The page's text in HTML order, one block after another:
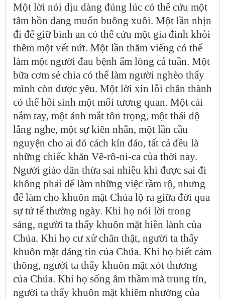
Một lời nói dịu dàng đúng lúc có thể cứu một
tâm hồn đang muốn buông xuôi. Một lần nhịn
đi để giữ bình an có thể cứu một gia đình khỏi
thêm một vết nứt. Một lần thăm viếng có thể
làm một người đau bệnh ấm lòng cả tuần. Một
bữa cơm sẻ chia có thể làm người nghèo thấy
mình còn được yêu. Một lời xin lỗi chân thành
có thể hồi sinh một mối tương quan. Một cái
nắm tay, một ánh mắt tôn trọng, một thái độ
lắng nghe, một sự kiên nhẫn, một lần cầu
nguyện cho ai đó cách kín đáo, tất cả đều là
những chiếc khăn Vê-rô-ni-ca của thời nay.
Người giáo dân thừa sai nhiều khi được sai đi
không phải để làm những việc rầm rộ, nhưng
để làm cho khuôn mặt Chúa lộ ra giữa đời qua
sự tử tế thường ngày. Khi họ nói lời trong
sáng, người ta thấy khuôn mặt hiền lành của
Chúa. Khi họ cư xử chân thật, người ta thấy
khuôn mặt đáng tin của Chúa. Khi họ biết cảm
thông, người ta thấy khuôn mặt xót thương
của Chúa. Khi họ sống âm thầm mà trung tín,
người ta thấy khuôn mặt khiêm nhường của